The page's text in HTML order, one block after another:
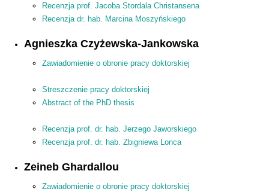
Recenzja prof. Jacoba Stordala Christansena
Recenzja dr. hab. Marcina Moszyńskiego
Agnieszka Czyżewska-Jankowska
Zawiadomienie o obronie pracy doktorskiej
Streszczenie pracy doktorskiej
Abstract of the PhD thesis
Recenzja prof. dr. hab. Jerzego Jaworskiego
Recenzja prof. dr. hab. Zbigniewa Lonca
Zeineb Ghardallou
Zawiadomienie o obronie pracy doktorskiej